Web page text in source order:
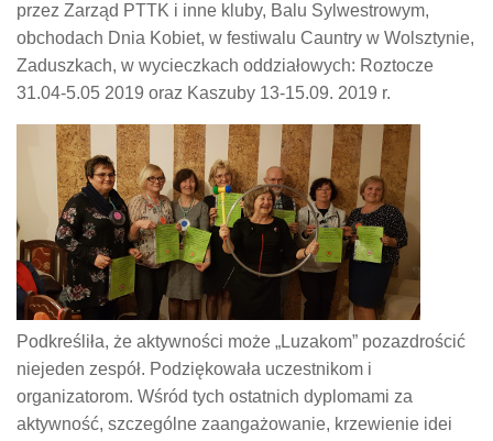
przez Zarząd PTTK i inne kluby, Balu Sylwestrowym,
obchodach Dnia Kobiet, w festiwalu Cauntry w Wolsztynie,
Zaduszkach, w wycieczkach oddziałowych: Roztocze
31.04-5.05 2019 oraz Kaszuby 13-15.09. 2019 r.
Podkreśliła, że aktywności może „Luzakom” pozazdrościć
niejeden zespół. Podziękowała uczestnikom i
organizatorom. Wśród tych ostatnich dyplomami za
aktywność, szczególne zaangażowanie, krzewienie idei